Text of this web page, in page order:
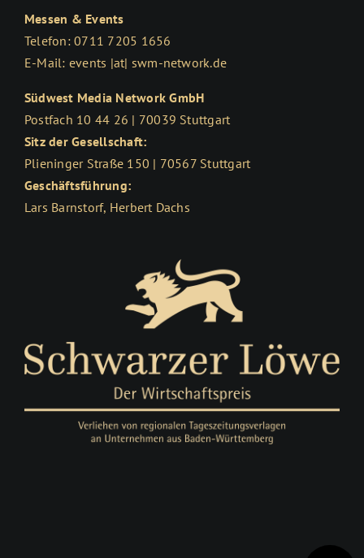
Messen & Events
Telefon: 0711 7205 1656
E-Mail: events |at| swm-network.de
Südwest Media Network GmbH
Postfach 10 44 26 | 70039 Stuttgart
Sitz der Gesellschaft:
Plieninger Straße 150 | 70567 Stuttgart
Geschäftsführung:
Lars Barnstorf, Herbert Dachs